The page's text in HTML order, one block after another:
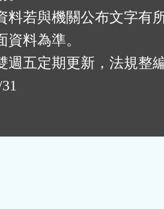
料若與機關公布文字有
資料為準。
週五定期更新，法規整